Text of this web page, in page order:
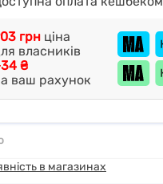
₴
ваш рахунок
грн ціна
власників
*
в магазинах